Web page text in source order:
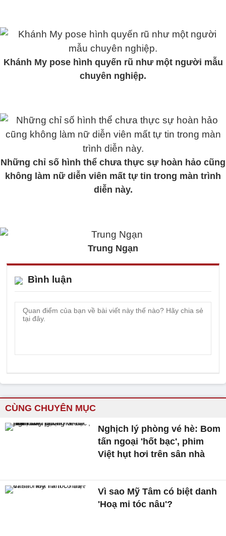
Khánh My pose hình quyến rũ như một người mẫu
chuyên nghiệp.
Những chỉ số hình thể chưa thực sự hoàn hảo cũng
không làm nữ diễn viên mất tự tin trong màn trình
diễn này.
Trung Ngạn
Bình luận
CÙNG CHUYÊN MỤC
Nghịch lý phòng vé hè: Bom
tấn ngoại 'hốt bạc', phim
Việt hụt hơi trên sân nhà
Vì sao Mỹ Tâm có biệt danh
'Hoạ mi tóc nâu'?